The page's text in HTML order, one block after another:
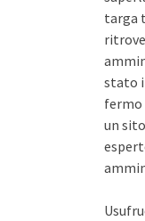
targa
stato
fermo
un